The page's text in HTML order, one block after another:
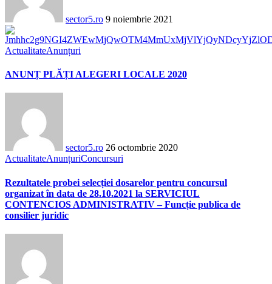
sector5.ro 9 noiembrie 2021
ActualitateAnunțuri
ANUNȚ PLĂȚI ALEGERI LOCALE 2020
sector5.ro 26 octombrie 2020
ActualitateAnunțuriConcursuri
Rezultatele probei selecției dosarelor pentru concursul
organizat în data de 28.10.2021 la SERVICIUL
CONTENCIOS ADMINISTRATIV – Funcție publica de
consilier juridic